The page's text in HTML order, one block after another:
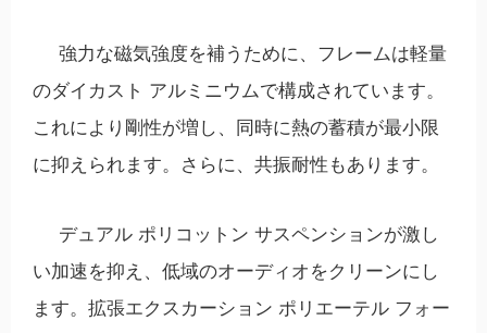
強力な磁気強度を補うために、フレームは軽量
のダイカスト アルミニウムで構成されています。
これにより剛性が増し、同時に熱の蓄積が最小限
に抑えられます。さらに、共振耐性もあります。
デュアル ポリコットン サスペンションが激し
い加速を抑え、低域のオーディオをクリーンにし
ます。拡張エクスカーション ポリエーテル フォー